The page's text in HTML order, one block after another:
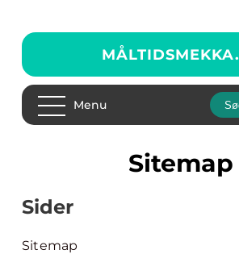
MÅLTIDSMEKKA.
Menu
Sitemap
Sider
Sitemap